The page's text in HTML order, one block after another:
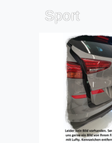
Sport